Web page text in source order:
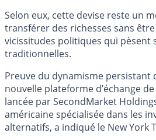
Selon eux, cette devise reste un
transférer des richesses sans
vicissitudes politiques qui pèsent
traditionnelles.
Preuve du dynamisme persistant
nouvelle plateforme d’échange
lancée par SecondMarket
américaine spécialisée dans les
alternatifs, a indiqué le New York